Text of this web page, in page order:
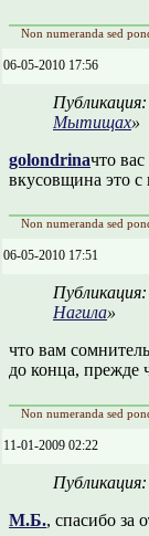
Non numeranda sed
06-05-2010 17:56
Мытищах»
golondrinaчто
вкусовщина это
Non numeranda sed
06-05-2010 17:51
Нагила»
что вам
до конца, прежде
Non numeranda sed
11-01-2009 02:22
М.Б., спасибо за